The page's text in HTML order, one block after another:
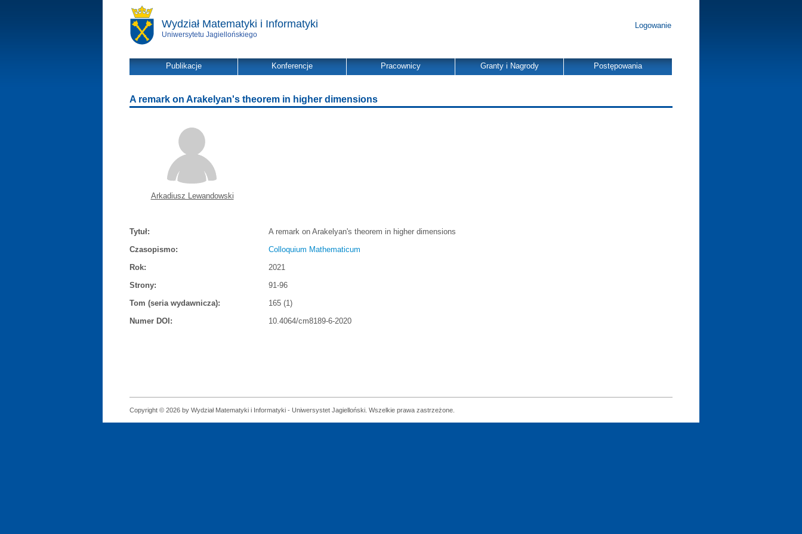
Wydział Matematyki i Informatyki
Uniwersytetu Jagiellońskiego
Logowanie
Publikacje Konferencje Pracownicy Granty i Nagrody Postępowania
A remark on Arakelyan's theorem in higher dimensions
Arkadiusz Lewandowski
Tytuł:
A remark on Arakelyan's theorem in higher dimensions
Czasopismo:
Colloquium Mathematicum
Rok:
2021
Strony:
91-96
Tom (seria wydawnicza):
165 (1)
Numer DOI:
10.4064/cm8189-6-2020
Copyright © 2026 by Wydział Matematyki i Informatyki - Uniwersystet Jagielloński. Wszelkie prawa zastrzeżone.